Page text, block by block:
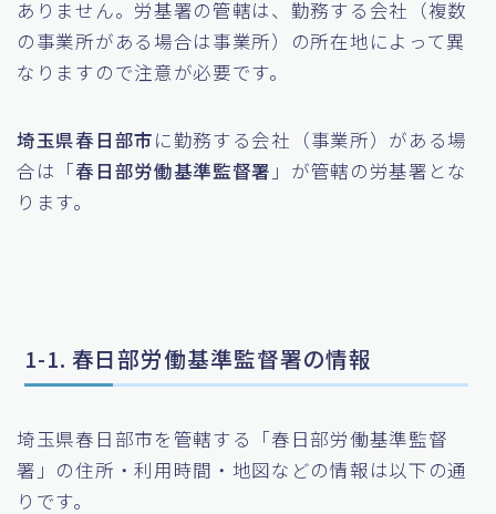
ありません。労基署の管轄は、勤務する会社（複数
の事業所がある場合は事業所）の所在地によって異
なりますので注意が必要です。
埼玉県春日部市に勤務する会社（事業所）がある場
合は「春日部労働基準監督署 」が管轄の労基署とな
ります。
1-1. 春日部労働基準監督署の情報
埼玉県春日部市を管轄する「春日部労働基準監督
署」の住所・利用時間・地図などの情報は以下の通
りです。